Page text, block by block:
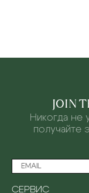
СЕРВИС
JOIN
Никогда не
получайте